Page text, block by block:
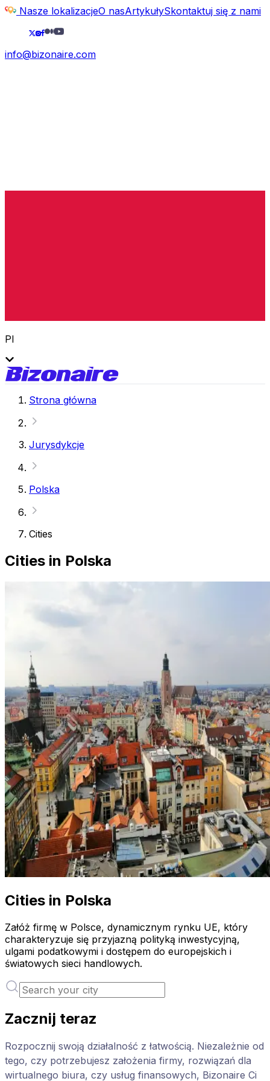
Nasze lokalizacjeO nasArtykułySkontaktuj się z nami
info@bizonaire.com
Pl
Strona główna
Jurysdykcje
Polska
Cities
Cities in Polska
Cities in Polska
Załóż firmę w Polsce, dynamicznym rynku UE, który
charakteryzuje się przyjazną polityką inwestycyjną,
ulgami podatkowymi i dostępem do europejskich i
światowych sieci handlowych.
Zacznij teraz
Rozpocznij swoją działalność z łatwością. Niezależnie od
tego, czy potrzebujesz założenia firmy, rozwiązań dla
wirtualnego biura, czy usług finansowych, Bizonaire Ci